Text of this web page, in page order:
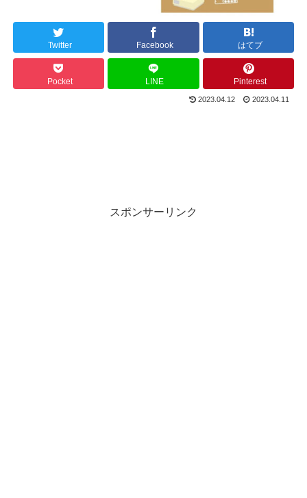
Twitter Facebook はてブ
Pocket LINE Pinterest
2023.04.12 2023.04.11
スポンサーリンク